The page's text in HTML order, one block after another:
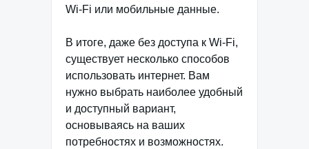
Wi-Fi или мобильные данные.
В итоге, даже без доступа к Wi-Fi,
существует несколько способов
использовать интернет. Вам
нужно выбрать наиболее удобный
и доступный вариант,
основываясь на ваших
потребностях и возможностях.